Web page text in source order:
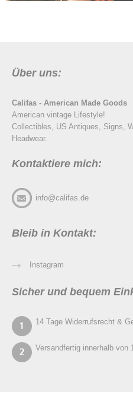
Über uns:
Califas - American Made Goods
American vintage Lifestyle!
Collectibles, US Antiques, Signs,
Headwear.
Kontaktiere mich:
info@califas.de
Bleib in Kontakt:
Instagram
Sicher und bequem
14 Tage Widerrufsrecht &
Versandfertig innerhalb von